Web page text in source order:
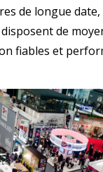
de longue date,
de
fiables et